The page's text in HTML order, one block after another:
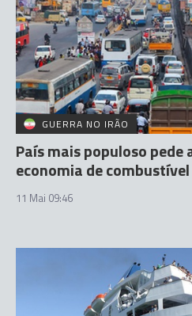
GUERRA NO IRÃO
País mais populoso pede
economia de combustível
11 Mai 09:46